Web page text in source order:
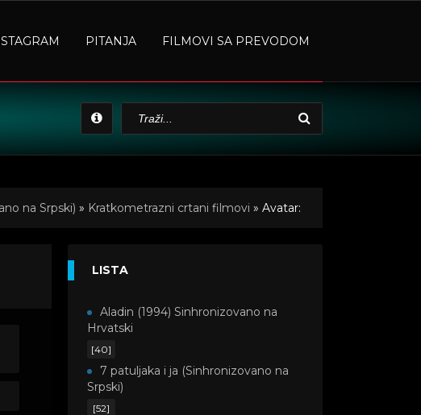
PITANJA FILMOVI SA PREVODOM
na Srpski) » Kratkometrazni crtani filmovi » Avatar:
LISTA
Aladin (1994) Sinhronizovano na
Hrvatski
[40]
7 patuljaka i ja (Sinhronizovano na
Srpski)
[52]